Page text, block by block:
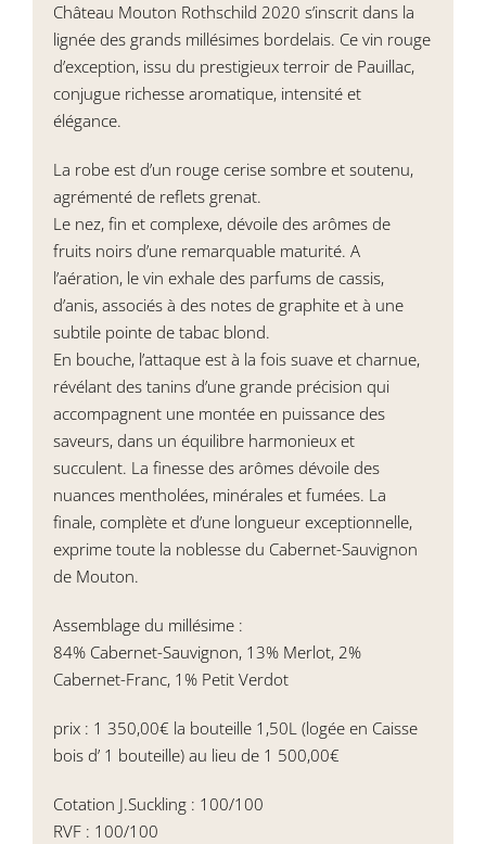
Château Mouton Rothschild 2020 s’inscrit dans la
lignée des grands millésimes bordelais. Ce vin rouge
d’exception, issu du prestigieux terroir de Pauillac,
conjugue richesse aromatique, intensité et
élégance.
La robe est d’un rouge cerise sombre et soutenu,
agrémenté de reflets grenat.
Le nez, fin et complexe, dévoile des arômes de
fruits noirs d’une remarquable maturité. A
l’aération, le vin exhale des parfums de cassis,
d’anis, associés à des notes de graphite et à une
subtile pointe de tabac blond.
En bouche, l’attaque est à la fois suave et charnue,
révélant des tanins d’une grande précision qui
accompagnent une montée en puissance des
saveurs, dans un équilibre harmonieux et
succulent. La finesse des arômes dévoile des
nuances mentholées, minérales et fumées. La
finale, complète et d’une longueur exceptionnelle,
exprime toute la noblesse du Cabernet-Sauvignon
de Mouton.
Assemblage du millésime :
84% Cabernet-Sauvignon, 13% Merlot, 2%
Cabernet-Franc, 1% Petit Verdot
prix : 1 350,00€ la bouteille 1,50L (logée en Caisse
bois d’ 1 bouteille) au lieu de 1 500,00€
Cotation J.Suckling : 100/100
RVF : 100/100